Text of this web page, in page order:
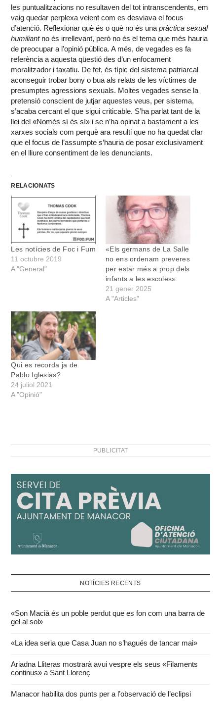
les puntualitzacions no resultaven del tot intranscendents, em
vaig quedar perplexa veient com es desviava el focus
d’atenció. Reflexionar què és o què no és unapràctica sexual
humiliantno és irrellevant, però no és el tema que més hauria
de preocupar a l’opinió pública. A més, de vegades es fa
referència a aquesta qüestió des d’un enfocament
moralitzador i taxatiu. De fet, és típic del sistema patriarcal
aconseguir trobar bony o bua als relats de les víctimes de
presumptes agressions sexuals. Moltes vegades sense la
pretensió conscient de jutjar aquestes veus, per sistema,
s’acaba cercant el que sigui criticable. S’ha parlat tant de la
llei del «Només sí és sí» i se n’ha opinat a bastament a les
xarxes socials com perquè ara resulti que no ha quedat clar
que el focus de l’assumpte s’hauria de posar exclusivament
en el lliure consentiment de les denunciants.
RELACIONATS
Les notícies de Foc i Fum
11 octubre 2019
A "General"
«Els germans de La Salle
no ens ordenam preveres
per estar més a prop dels
infants a les escoles»
21 gener 2025
A "Articles"
Qui es recorda ja de
Pablo Iglesias?
24 juliol 2021
A "Opinió"
PUBLICITAT
NOTÍCIES RECENTS
«Son Macià és un poble perdut que es fon com una barra de
gel al sol»
«La idea seria que Casa Juan no s’hagués de tancar mai»
Ariadna Lliteras mostrarà avui vespre els seus «Filaments
continus» a Sant Llorenç
Manacor habilita dos punts per a l’observació de l’eclipsi